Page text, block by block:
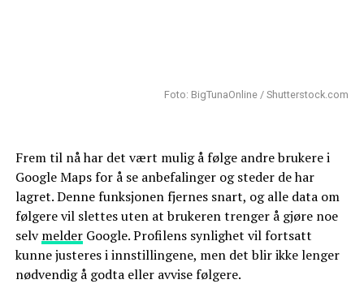
Foto: BigTunaOnline / Shutterstock.com
Frem til nå har det vært mulig å følge andre brukere i
Google Maps for å se anbefalinger og steder de har
lagret. Denne funksjonen fjernes snart, og alle data om
følgere vil slettes uten at brukeren trenger å gjøre noe
selvmelderGoogle. Profilens synlighet vil fortsatt
kunne justeres i innstillingene, men det blir ikke lenger
nødvendig å godta eller avvise følgere.